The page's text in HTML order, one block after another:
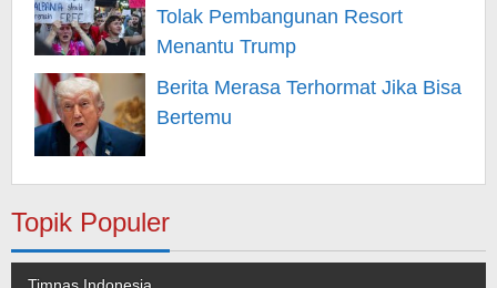
Tolak Pembangunan Resort
Menantu Trump
Berita Merasa Terhormat Jika Bisa
Bertemu
Topik Populer